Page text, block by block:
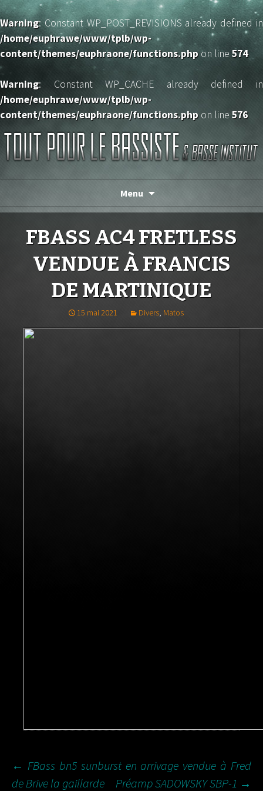
Warning: Constant WP_POST_REVISIONS already defined in
/home/euphrawe/www/tplb/wp-
content/themes/euphraone/functions.php on line 574
Warning: Constant WP_CACHE already defined in
/home/euphrawe/www/tplb/wp-
content/themes/euphraone/functions.php on line 576
TOUT POUR LE BASSISTE
Menu
FBASS AC4 FRETLESS
VENDUE À FRANCIS
DE MARTINIQUE
15 mai 2021 Divers, Matos
NAVIGATION
← FBass bn5 sunburst en arrivage vendue à Fred
de Brive la gaillarde
Préamp SADOWSKY SBP-1 →